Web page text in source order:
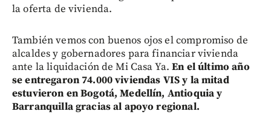
la oferta de vivienda.
También vemos con buenos ojos el compromiso de
alcaldes y gobernadores para financiar vivienda
ante la liquidación de Mi Casa Ya.En el último año
se entregaron 74.000 viviendas VIS y la mitad
estuvieron en Bogotá, Medellín, Antioquia y
Barranquilla gracias al apoyo regional.